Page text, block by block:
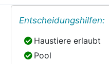
Entscheidungshilfen:
Haustiere erlaubt
Haustiere erlaubt
Pool
Pool